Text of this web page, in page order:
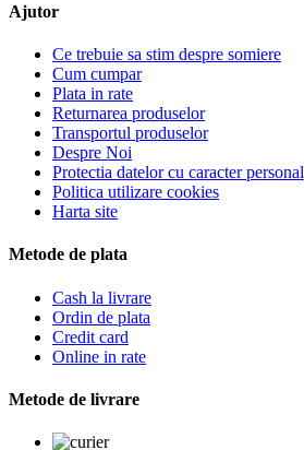
Ajutor
Ce trebuie sa stim despre somiere
Cum cumpar
Plata in rate
Returnarea produselor
Transportul produselor
Despre Noi
Protectia datelor cu caracter personal
Politica utilizare cookies
Harta site
Metode de plata
Cash la livrare
Ordin de plata
Credit card
Online in rate
Metode de livrare